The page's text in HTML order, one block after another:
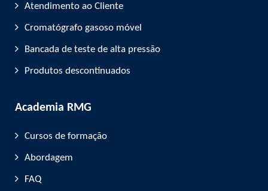
Atendimento ao Cliente
Cromatógrafo gasoso móvel
Bancada de teste de alta pressão
Produtos descontinuados
Academia RMG
Cursos de formação
Abordagem
FAQ